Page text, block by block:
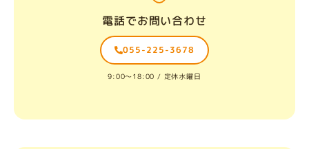
電話でお問い合わせ
055-225-3678
9:00〜18:00 / 定休水曜日